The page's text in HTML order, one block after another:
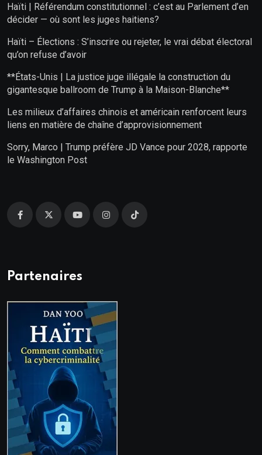
Haïti | Référendum constitutionnel : c’est au Parlement d’en
décider — où sont les juges haitiens?
Haïti – Élections : S’inscrire ou rejeter, le vrai débat électoral
qu’on refuse d’avoir
**États-Unis | La justice juge illégale la construction du
gigantesque ballroom de Trump à la Maison-Blanche**
Les milieux d’affaires chinois et américain renforcent leurs
liens en matière de chaîne d’approvisionnement
Sorry, Marco | Trump préfère JD Vance pour 2028, rapporte
le Washington Post
Partenaires